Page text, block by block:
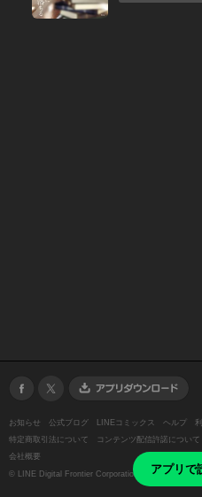
アプリで
お知らせ 公式ブログ LINEコミックス ヘルプ
特定商取引法について
コンテンツ配信許諾について
会社概要
© LINE Digital Frontier Corporation